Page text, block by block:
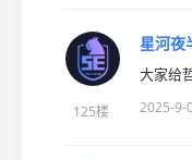
125楼
星河夜
大家给
2025-9-